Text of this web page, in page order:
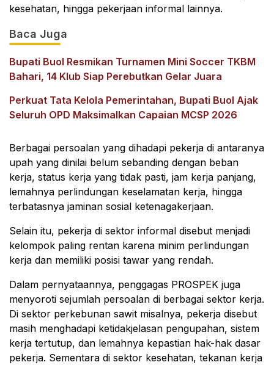
kesehatan, hingga pekerjaan informal lainnya.
Baca Juga
Bupati Buol Resmikan Turnamen Mini Soccer TKBM
Bahari, 14 Klub Siap Perebutkan Gelar Juara
Perkuat Tata Kelola Pemerintahan, Bupati Buol Ajak
Seluruh OPD Maksimalkan Capaian MCSP 2026
Berbagai persoalan yang dihadapi pekerja di antaranya
upah yang dinilai belum sebanding dengan beban
kerja, status kerja yang tidak pasti, jam kerja panjang,
lemahnya perlindungan keselamatan kerja, hingga
terbatasnya jaminan sosial ketenagakerjaan.
Selain itu, pekerja di sektor informal disebut menjadi
kelompok paling rentan karena minim perlindungan
kerja dan memiliki posisi tawar yang rendah.
Dalam pernyataannya, penggagas PROSPEK juga
menyoroti sejumlah persoalan di berbagai sektor kerja.
Di sektor perkebunan sawit misalnya, pekerja disebut
masih menghadapi ketidakjelasan pengupahan, sistem
kerja tertutup, dan lemahnya kepastian hak-hak dasar
pekerja. Sementara di sektor kesehatan, tekanan kerja